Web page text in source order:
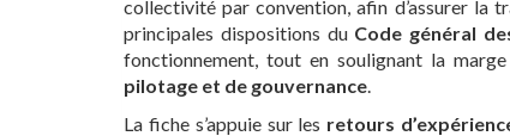
collectivité par convention, afin d’assurer la
principales dispositions du Code général
fonctionnement, tout en soulignant la
pilotage et de gouvernance
La fiche s’appuie sur les retours